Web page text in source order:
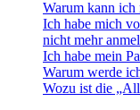
Warum kann ich
Ich habe mich
nicht mehr
Ich habe mein
Warum werde
Wozu ist die